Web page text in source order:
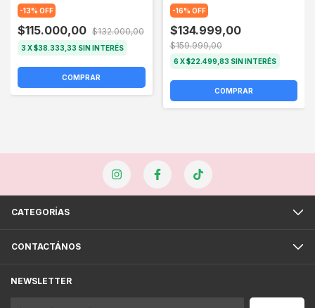
-13% OFF
$115.000,00 $132.000,00
3X$38.333,33 SIN INTERÉS
COMPRAR
Herramientas
-16% OFF
$134.999,00
$159.999,00
6 X$22.499,83 SIN INTERÉS
COMPRAR
CATEGORÍAS
CONTACTÁNOS
NEWSLETTER